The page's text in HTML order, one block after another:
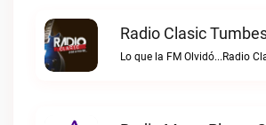
Radio Clasic
Lo que la FM Olvidó...Radio